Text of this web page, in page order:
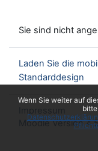
Wenn Sie weiter auf
Sie sind nicht
Laden Sie die
Standarddesign
Moodle Version